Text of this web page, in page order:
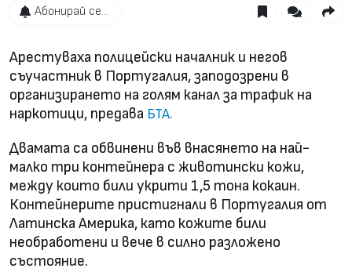
Абонирай се...
Арестуваха полицейски началник и негов
съучастник в Португалия, заподозрени в
организирането на голям канал за трафик на
наркотици, предава БТА.
Двамата са обвинени във внасянето на най-
малко три контейнера с животински кожи,
между които били укрити 1,5 тона кокаин.
Контейнерите пристигнали в Португалия от
Латинска Америка, като кожите били
необработени и вече в силно разложено
състояние.